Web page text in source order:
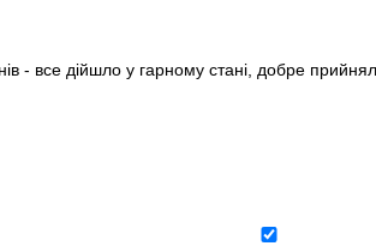
- все дійшло у гарному стані, добре